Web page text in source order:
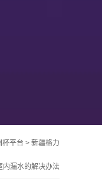
杯平台 > 新疆格力
内漏水的解决办法